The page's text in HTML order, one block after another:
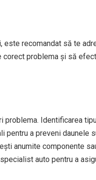
este recomandat să te
problema și să
problema. Identificarea
a preveni daunele
anumite componente
auto pentru a